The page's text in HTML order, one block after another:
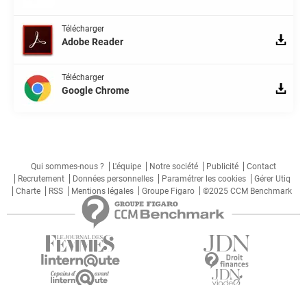
Télécharger
Adobe Reader
Télécharger
Google Chrome
Qui sommes-nous ? L'équipe Notre société Publicité
Contact
Recrutement
Données personnelles Paramétrer les cookies
Gérer Utiq
Charte
RSS Mentions légales Groupe Figaro ©2025 CCM Benchmark